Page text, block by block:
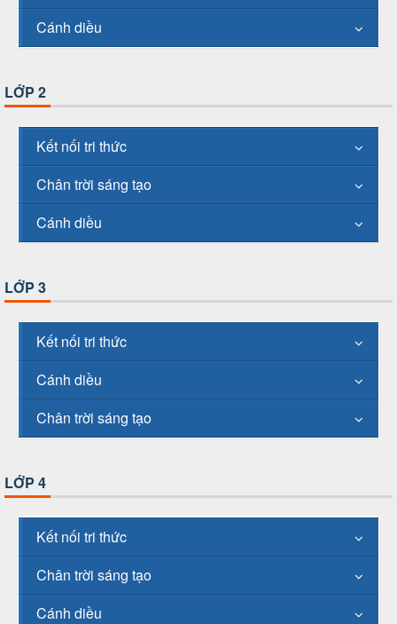
Cánh diều
LỚP 2
Kết nối tri thức
Chân trời sáng tạo
Cánh diều
LỚP 3
Kết nối tri thức
Cánh diều
Chân trời sáng tạo
LỚP 4
Kết nối tri thức
Chân trời sáng tạo
Cánh diều